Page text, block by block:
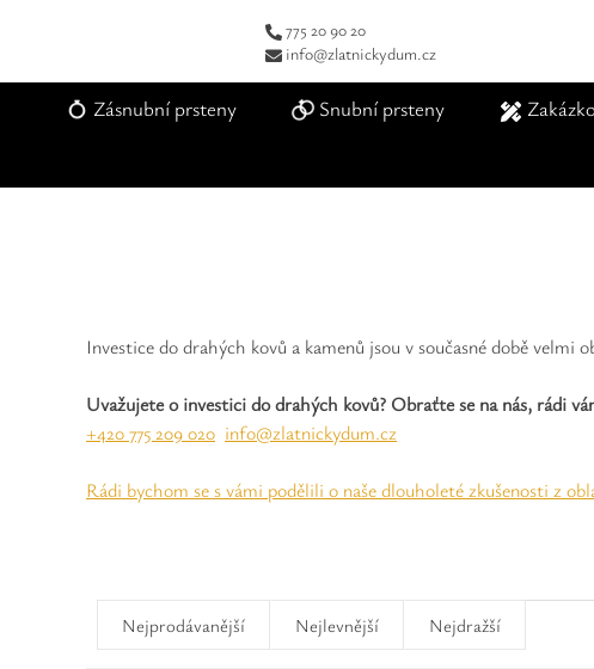
775 20 90 20
info@zlatnickydum.cz
Zásnubní prsteny Snubní prsteny
Investice do drahých kovů a kamenů jsou v současné době
Uvažujete o investici do drahých kovů? Obraťte se na nás, rádi
+420 775 209 020 info@zlatnickydum.cz
Rádi bychom se s vámi podělili o naše dlouholeté zkušenosti z
Nejprodávanější Nejlevnější Nejdražší